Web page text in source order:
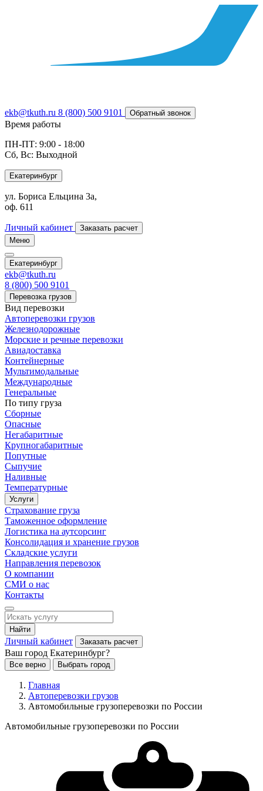
ekb@tkuth.ru 8 (800) 500 9101 Обратный звонок
Время работы
ПН-ПТ: 9:00 - 18:00
Сб, Вс: Выходной
Екатеринбург
ул. Бориса Ельцина 3а,
оф. 611
Личный кабинет
Заказать расчет
Меню
Екатеринбург
ekb@tkuth.ru
8 (800) 500 9101
Перевозка грузов
Вид перевозки
Автоперевозки грузов
Железнодорожные
Морские и речные перевозки
Авиадоставка
Контейнерные
Мультимодальные
Международные
Генеральные
По типу груза
Сборные
Опасные
Негабаритные
Крупногабаритные
Попутные
Сыпучие
Наливные
Температурные
Услуги
Страхование груза
Таможенное оформление
Логистика на аутсорсинг
Консолидация и хранение грузов
Складские услуги
Направления перевозок
О компании
СМИ о нас
Контакты
Найти
Личный кабинет Заказать расчет
Ваш город Екатеринбург?
Все верно Выбрать город
Главная
Автоперевозки грузов
Автомобильные грузоперевозки по России
Автомобильные грузоперевозки по России